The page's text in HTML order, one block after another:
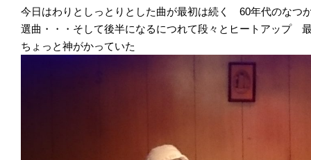
今日はわりとしっとりとした曲が最初は続く 60年代のなつ
選曲・・・そして後半になるにつれて段々とヒートアップ
ちょっと神がかっていた